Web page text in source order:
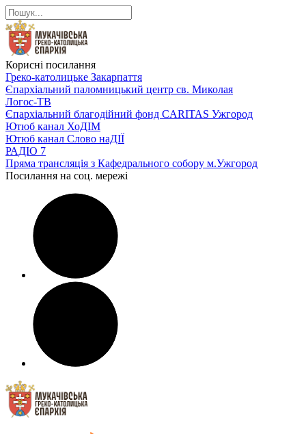
Корисні посилання
Греко-католицьке Закарпаття
Єпархіальний паломницький центр св. Миколая
Логос-ТВ
Єпархіальний благодійний фонд CARITAS Ужгород
Ютюб канал ХоДІМ
Ютюб канал Слово наДІЇ
РАДІО 7
Пряма трансляція з Кафедрального собору м.Ужгород
Посилання на соц. мережі